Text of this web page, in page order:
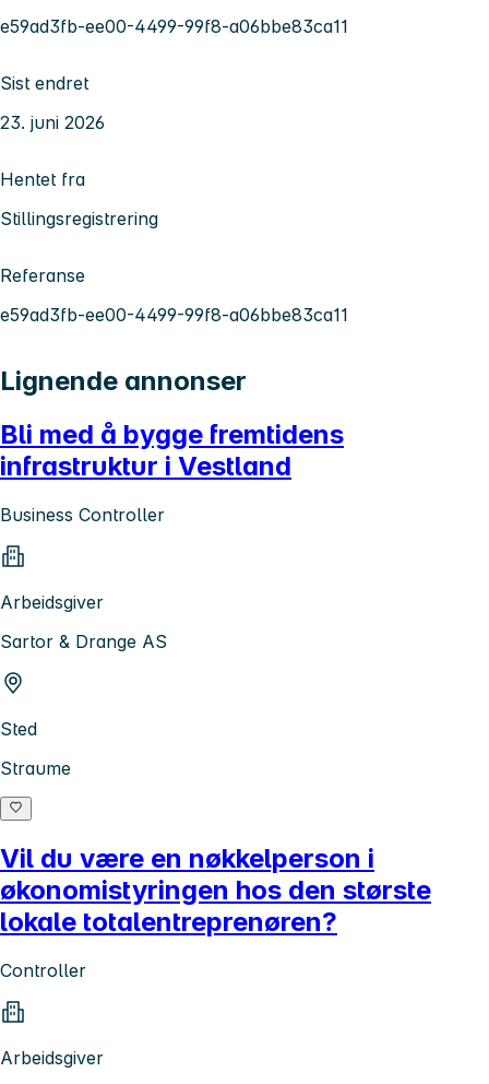
e59ad3fb-ee00-4499-99f8-a06bbe83ca11
Sist endret
23. juni 2026
Hentet fra
Stillingsregistrering
Referanse
e59ad3fb-ee00-4499-99f8-a06bbe83ca11
Lignende annonser
Bli med å bygge fremtidens
infrastruktur i Vestland
Business Controller
Arbeidsgiver
Sartor & Drange AS
Sted
Straume
Vil du være en nøkkelperson i
økonomistyringen hos den største
lokale totalentreprenøren?
Controller
Arbeidsgiver